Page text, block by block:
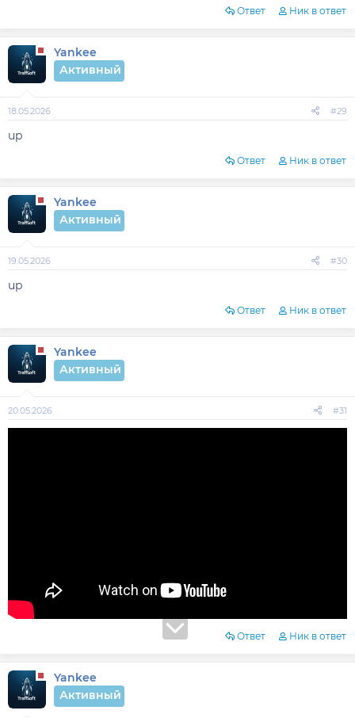
Ответ Ник в ответ
Yankee
Активный
18.05.2026 #29
up
Ответ Ник в ответ
Yankee
Активный
19.05.2026 #30
up
Ответ Ник в ответ
Yankee
Активный
20.05.2026 #31
Ответ Ник в ответ
Yankee
Активный